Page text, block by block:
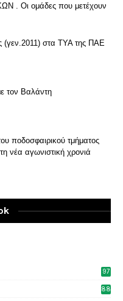
. Οι ομάδες που μετέχουν
(γεν.2011) στα ΤΥΑ της ΠΑΕ
τον Βαλάντη
ποδοσφαιρικού τμήματος
νέα αγωνιστική χρονιά
97
88